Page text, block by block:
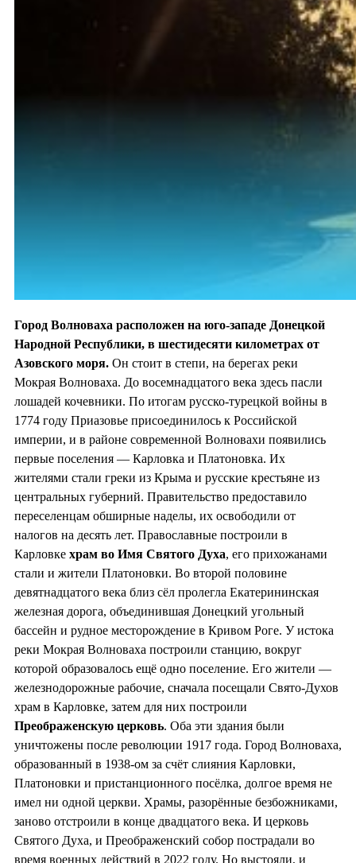
Город Волноваха расположен на юго-западе Донецкой
Народной Республики, в шестидесяти километрах от
Азовского моря. Он стоит в степи, на берегах реки
Мокрая Волноваха. До восемнадцатого века здесь пасли
лошадей кочевники. По итогам русско-турецкой войны в
1774 году Приазовье присоединилось к Российской
империи, и в районе современной Волновахи появились
первые поселения — Карловка и Платоновка. Их
жителями стали греки из Крыма и русские крестьяне из
центральных губерний. Правительство предоставило
переселенцам обширные наделы, их освободили от
налогов на десять лет. Православные построили в
Карловке храм во Имя Святого Духа, его прихожанами
стали и жители Платоновки. Во второй половине
девятнадцатого века близ сёл пролегла Екатерининская
железная дорога, объединившая Донецкий угольный
бассейн и рудное месторождение в Кривом Роге. У истока
реки Мокрая Волноваха построили станцию, вокруг
которой образовалось ещё одно поселение. Его жители —
железнодорожные рабочие, сначала посещали Свято-Духов
храм в Карловке, затем для них построили
Преображенскую церковь. Оба эти здания были
уничтожены после революции 1917 года. Город Волноваха,
образованный в 1938-ом за счёт слияния Карловки,
Платоновки и пристанционного посёлка, долгое время не
имел ни одной церкви. Храмы, разорённые безбожниками,
заново отстроили в конце двадцатого века. И церковь
Святого Духа, и Преображенский собор пострадали во
время военных действий в 2022 году. Но выстояли, и